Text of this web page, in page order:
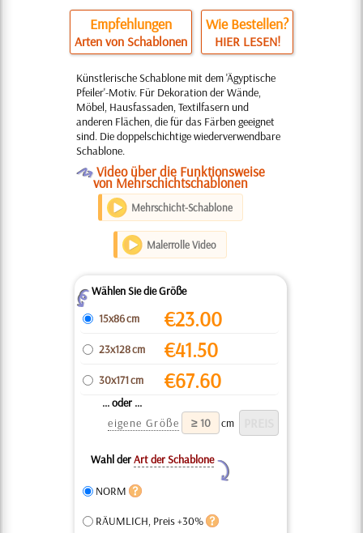
Empfehlungen
Arten von Schablonen
Wie Bestellen?
HIER LESEN!
Künstlerische Schablone mit dem 'Ägyptische
Pfeiler'-Motiv. Für Dekoration der Wände,
Möbel, Hausfassaden, Textilfasern und
anderen Flächen, die für das Färben geeignet
sind. Die doppelschichtige wiederverwendbare
Schablone.
O Video über die Funktionsweise
von Mehrschichtschablonen
Mehrschicht-Schablone
Malerrolle Video
ZWählen Sie die Größe
15x86 cm
€23.00
23x128 cm €41.50
30x171 cm €67.60
... oder ...
eigene Größe
cm
Wahl derArt der Schablone
Y
NORM
RÄUMLICH, Preis +30%